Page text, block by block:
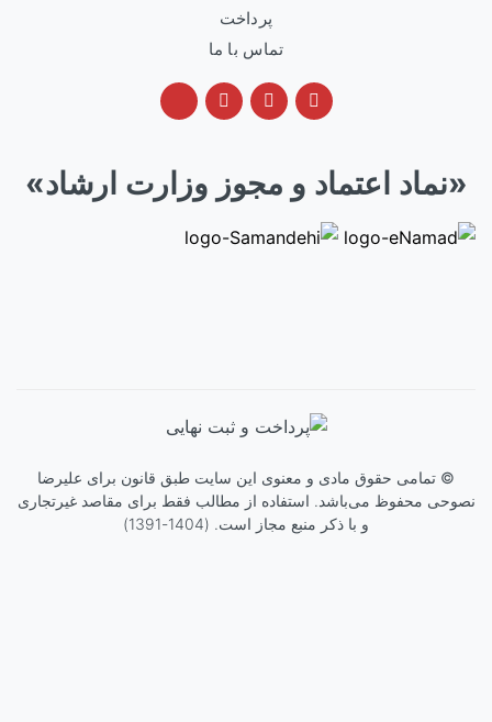
پرداخت
تماس با ما
«نماد اعتماد و مجوز وزارت ارشاد»
© تمامی حقوق مادی و معنوی این سایت طبق قانون برای علیرضا
نصوحی محفوظ می‌باشد. استفاده از مطالب فقط برای مقاصد غیرتجاری
و با ذکر منبع مجاز است. (1404-1391)